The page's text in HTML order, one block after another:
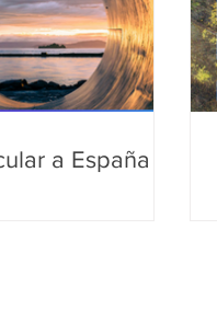
a España